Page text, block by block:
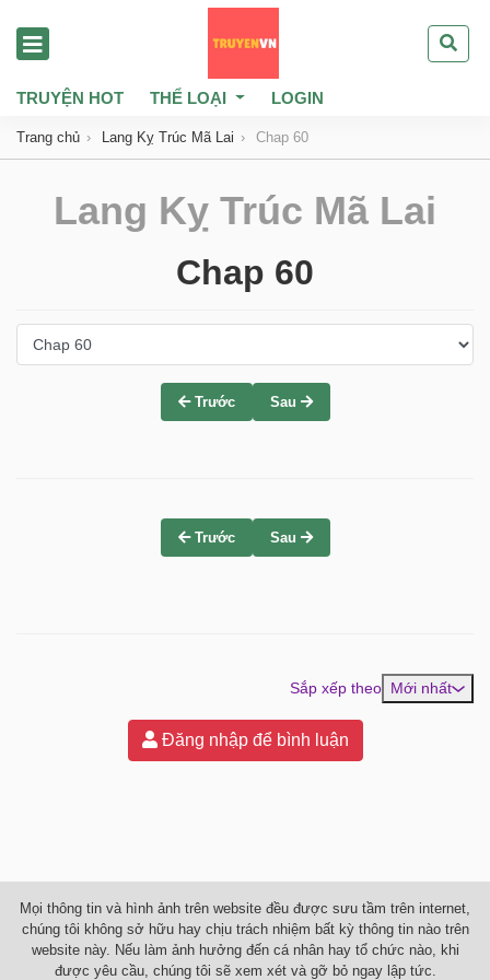
TRUYỆN HOT THỂ LOẠI LOGIN
Trang chủ Lang Kỵ Trúc Mã Lai Chap 60
Lang Kỵ Trúc Mã Lai
Chap 60
Trước Sau
Trước Sau
Sắp xếp theo Mới nhất
Đăng nhập để bình luận
Mọi thông tin và hình ảnh trên website đều được sưu tầm trên internet,
chúng tôi không sở hữu hay chịu trách nhiệm bất kỳ thông tin nào trên
website này. Nếu làm ảnh hưởng đến cá nhân hay tổ chức nào, khi
được yêu cầu, chúng tôi sẽ xem xét và gỡ bỏ ngay lập tức.